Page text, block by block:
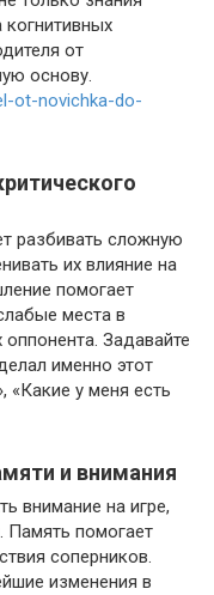
когнитивных
от
основу.
ot-novichka-do-
разбивать сложную
их влияние на
помогает
места в
оппонента. Задавайте
именно этот
«Какие у меня есть
и внимания
внимание на игре,
Память помогает
соперников.
изменения в